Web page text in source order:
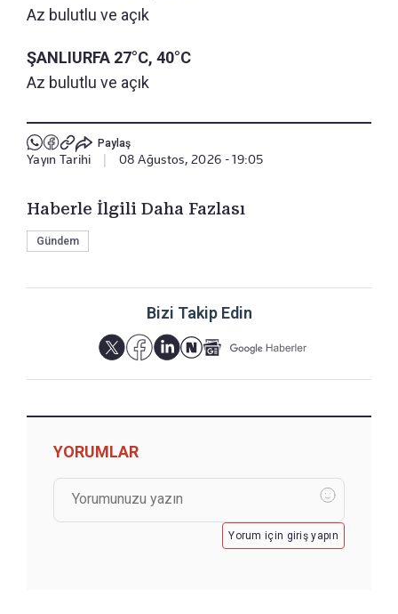
Az bulutlu ve açık
ŞANLIURFA 27°C, 40°C
Az bulutlu ve açık
Paylaş
Yayın Tarihi | 08 Ağustos, 2026 - 19:05
Haberle İlgili Daha Fazlası
Gündem
Bizi Takip Edin
YORUMLAR
Yorum için giriş yapın